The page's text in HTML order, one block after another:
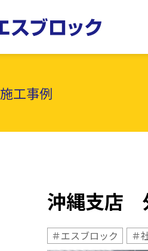
施工事例
沖縄支店
＃エスブロック ＃